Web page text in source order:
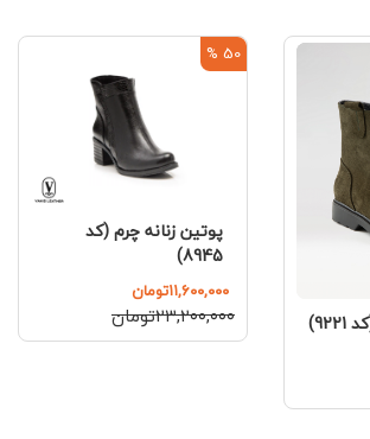
50 %
پوتین زنانه چرم (کد
8945)
۱۱,۶۰۰,۰۰۰تومان
۲۳,۲۰۰,۰۰۰تومان